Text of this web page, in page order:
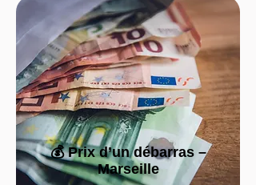
💰 Prix d’un débarras –
Marseille